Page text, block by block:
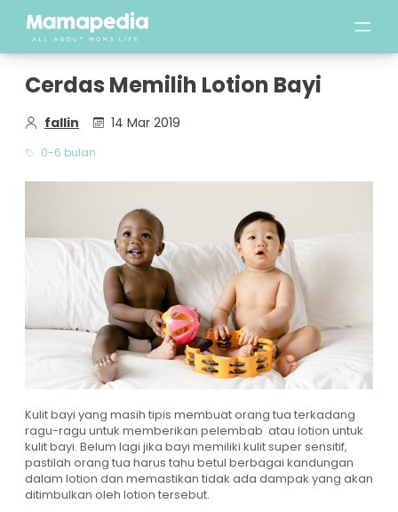
Cerdas Memilih Lotion Bayi
fallin 14 Mar 2019
0-6 bulan
Kulit bayi yang masih tipis membuat orang tua terkadang
ragu-ragu untuk memberikan pelembab atau lotion untuk
kulit bayi. Belum lagi jika bayi memiliki kulit super sensitif,
pastilah orang tua harus tahu betul berbagai kandungan
dalam lotion dan memastikan tidak ada dampak yang akan
ditimbulkan oleh lotion tersebut.